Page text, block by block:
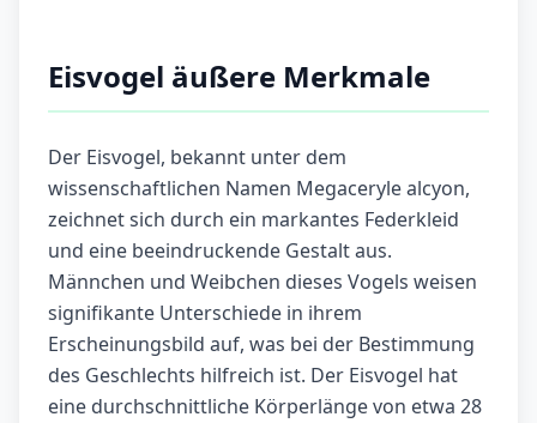
Eisvogel äußere Merkmale
Der Eisvogel, bekannt unter dem
wissenschaftlichen Namen Megaceryle alcyon,
zeichnet sich durch ein markantes Federkleid
und eine beeindruckende Gestalt aus.
Männchen und Weibchen dieses Vogels weisen
signifikante Unterschiede in ihrem
Erscheinungsbild auf, was bei der Bestimmung
des Geschlechts hilfreich ist. Der Eisvogel hat
eine durchschnittliche Körperlänge von etwa 28